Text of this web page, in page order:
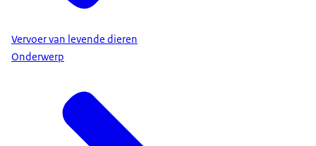
Vervoer van levende dieren
Onderwerp